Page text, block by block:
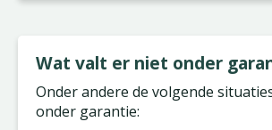
Wat valt er niet onder
Onder andere de volgende
onder garantie: